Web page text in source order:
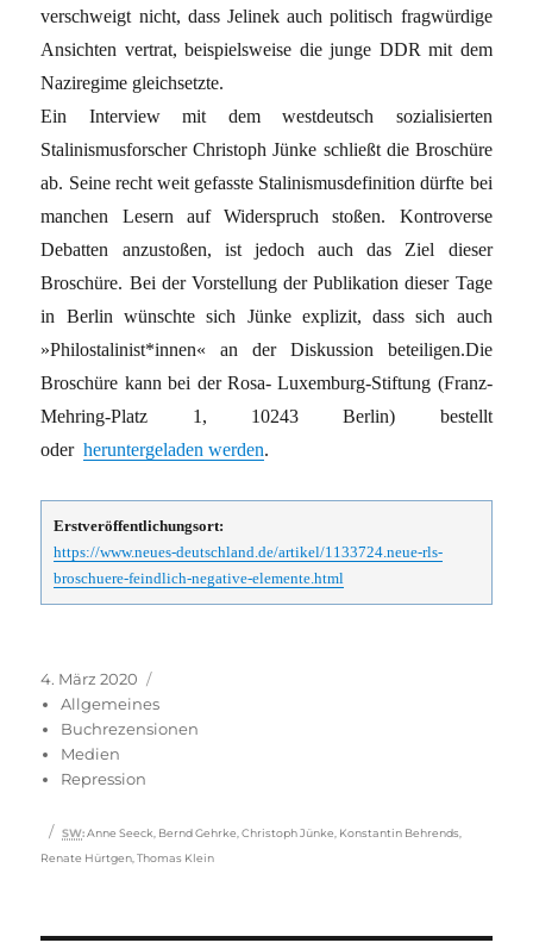
verschweigt nicht, dass Jelinek auch politisch fragwürdige
Ansichten vertrat, beispielsweise die junge DDR mit dem
Naziregime gleichsetzte.
Ein Interview mit dem westdeutsch sozialisierten
Stalinismusforscher Christoph Jünke schließt die Broschüre
ab. Seine recht weit gefasste Stalinismusdefinition dürfte bei
manchen Lesern auf Widerspruch stoßen. Kontroverse
Debatten anzustoßen, ist jedoch auch das Ziel dieser
Broschüre. Bei der Vorstellung der Publikation dieser Tage
in Berlin wünschte sich Jünke explizit, dass sich auch
»Philostalinist*innen« an der Diskussion beteiligen.Die
Broschüre kann bei der Rosa- Luxemburg-Stiftung (Franz-
Mehring-Platz 1, 10243 Berlin) bestellt
oderheruntergeladen werden.
Erstveröffentlichungsort:
https://www.neues-deutschland.de/artikel/1133724.neue-rls-
broschuere-feindlich-negative-elemente.html
Veröffentlicht
am
4. März 2020
Allgemeines
Buchrezensionen
Medien
Repression
Schlagwörter
SW: Anne Seeck Bernd Gehrke ,Christoph Jünke Konstantin Behrends
Renate Hürtgen ,Thomas Klein